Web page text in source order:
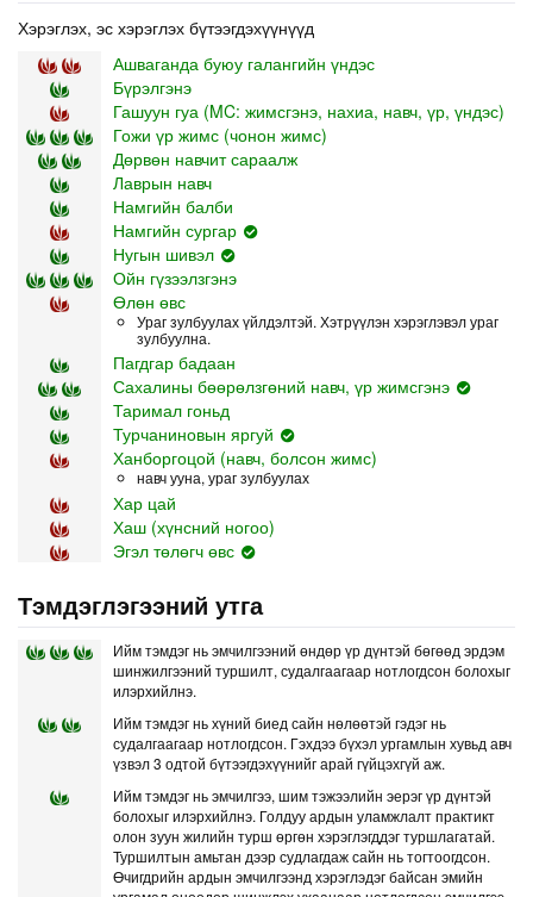
Хэрэглэх, эс хэрэглэх бүтээгдэхүүнүүд
Ашваганда буюу галангийн үндэс
Бүрэлгэнэ
Гашуун гуа (MC: жимсгэнэ, нахиа, навч, үр, үндэс)
Гожи үр жимс (чонон жимс)
Дөрвөн навчит сараалж
Лаврын навч
Намгийн балби
Намгийн сургар
Нугын шивэл
Ойн гүзээлзгэнэ
Өлөн өвс
Ураг зулбуулах үйлдэлтэй. Хэтрүүлэн хэрэглэвэл ураг
зулбуулна.
Пагдгар бадаан
Сахалины бөөрөлзгөний навч, үр жимсгэнэ
Таримал гоньд
Турчаниновын яргуй
Ханборгоцой (навч, болсон жимс)
навч ууна, ураг зулбуулах
Хар цай
Хаш (хүнсний ногоо)
Эгэл төлөгч өвс
Тэмдэглэгээний утга
Ийм тэмдэг нь эмчилгээний өндөр үр дүнтэй бөгөөд эрдэм
шинжилгээний туршилт, судалгаагаар нотлогдсон болохыг
илэрхийлнэ.
Ийм тэмдэг нь хүний биед сайн нөлөөтэй гэдэг нь
судалгаагаар нотлогдсон. Гэхдээ бүхэл ургамлын хувьд авч
үзвэл 3 одтой бүтээгдэхүүнийг арай гүйцэхгүй аж.
Ийм тэмдэг нь эмчилгээ, шим тэжээлийн эерэг үр дүнтэй
болохыг илэрхийлнэ. Голдуу ардын уламжлалт практикт
олон зуун жилийн турш өргөн хэрэглэгддэг туршлагатай.
Туршилтын амьтан дээр судлагдаж сайн нь тогтоогдсон.
Өчигдрийн ардын эмчилгээнд хэрэглэдэг байсан эмийн